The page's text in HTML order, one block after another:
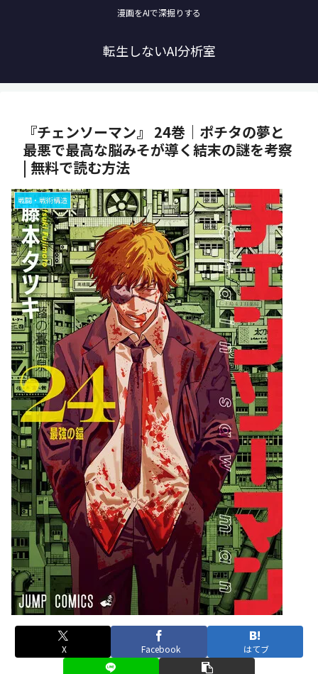
漫画をAIで深掘りする
転生しないAI分析室
『チェンソーマン』 24巻｜ポチタの夢と
最悪で最高な脳みそが導く結末の謎を考察
| 無料で読む方法
戦闘・戦術構造
X Facebook はてブ